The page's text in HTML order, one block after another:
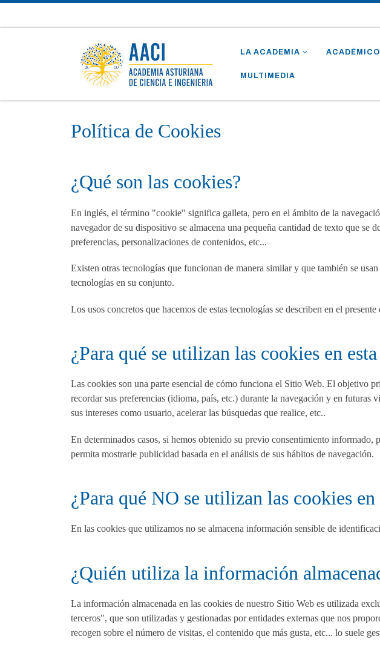
LA ACADEMIA
MULTIMEDIA
Política de Cookies
¿Qué son las cookies?
En inglés, el término "cookie" significa galleta, pero en el ámbito de la
navegador de su dispositivo se almacena una pequeña cantidad de texto que
preferencias, personalizaciones de contenidos, etc...
Existen otras tecnologías que funcionan de manera similar y que también se
tecnologías en su conjunto.
Los usos concretos que hacemos de estas tecnologías se describen en el presente
¿Para qué se utilizan las cookies en
Las cookies son una parte esencial de cómo funciona el Sitio Web. El objetivo
recordar sus preferencias (idioma, país, etc.) durante la navegación y en
sus intereses como usuario, acelerar las búsquedas que realice, etc..
En determinados casos, si hemos obtenido su previo consentimiento
permita mostrarle publicidad basada en el análisis de sus hábitos de navegación.
¿Para qué NO se utilizan las cookies en
En las cookies que utilizamos no se almacena información sensible de
¿Quién utiliza la información
La información almacenada en las cookies de nuestro Sitio Web es utilizada
terceros", que son utilizadas y gestionadas por entidades externas que nos
recogen sobre el número de visitas, el contenido que más gusta, etc... lo suele